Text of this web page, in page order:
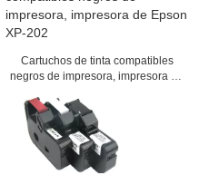
Cartuchos de tinta compatibles
negros de impresora, impresora de